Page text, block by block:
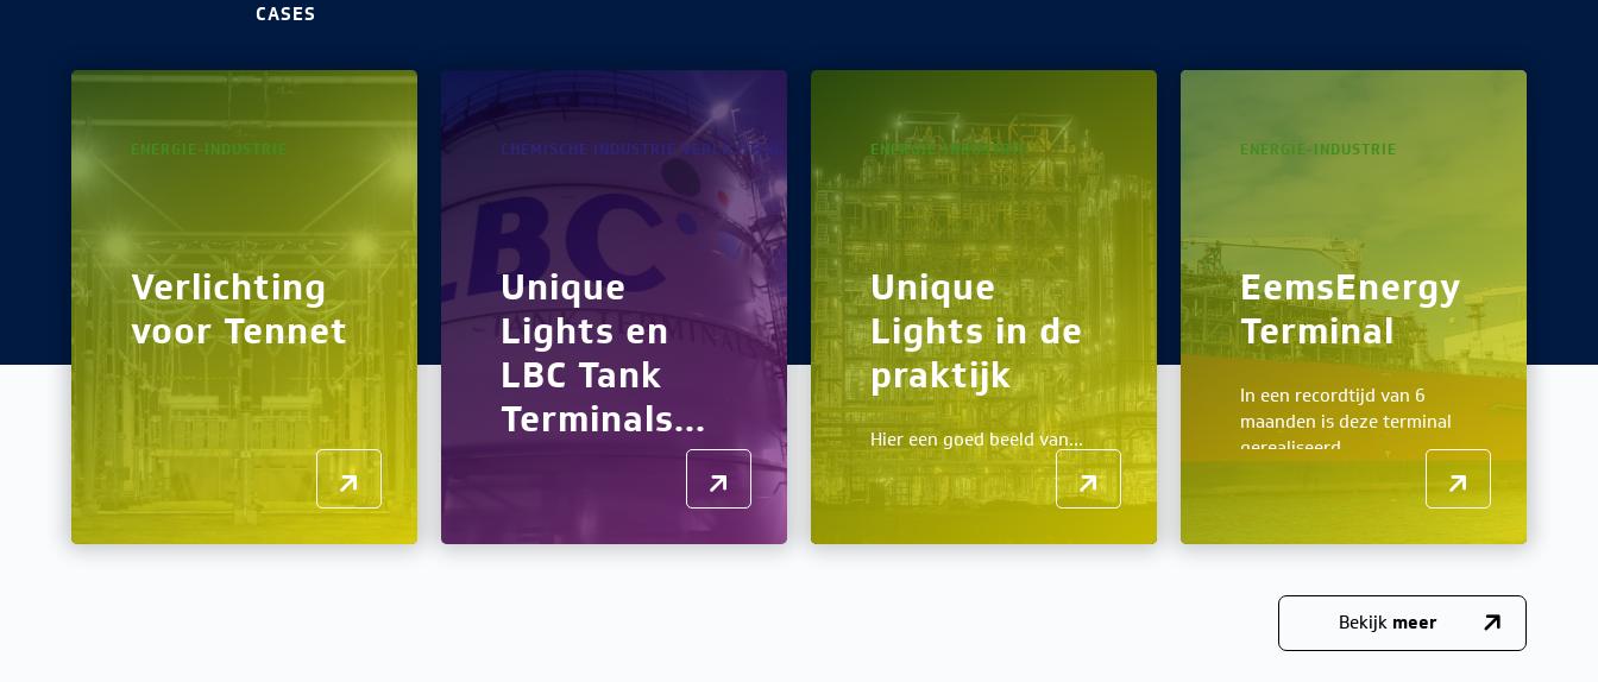
CASES
ENERGIE-INDUSTRIE
Verlichting
voor Tennet
CHEMISCHE INDUSTRIE VERLICHTING
Unique
Lights en
LBC Tank
Terminals...
ENERGIE-INDUSTRIE
Unique
Lights in de
praktijk
Hier een goed beeld van...
ENERGIE-INDUSTRIE
EemsEnergy
Terminal
In een recordtijd van 6
maanden is deze terminal
gerealiseerd.
Bekijk meer